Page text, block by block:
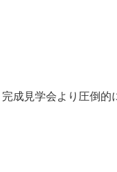
成見学会より圧倒的